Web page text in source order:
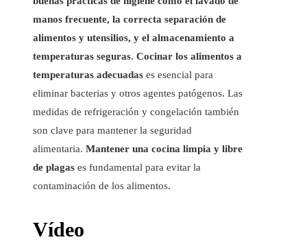
manos frecuente, la correcta separación de
alimentos y utensilios, y el almacenamiento a
temperaturas seguras. Cocinar los alimentos a
temperaturas adecuadas es esencial para
eliminar bacterias y otros agentes patógenos. Las
medidas de refrigeración y congelación también
son clave para mantener la seguridad
alimentaria. Mantener una cocina limpia y libre
de plagas es fundamental para evitar la
contaminación de los alimentos.
Vídeo